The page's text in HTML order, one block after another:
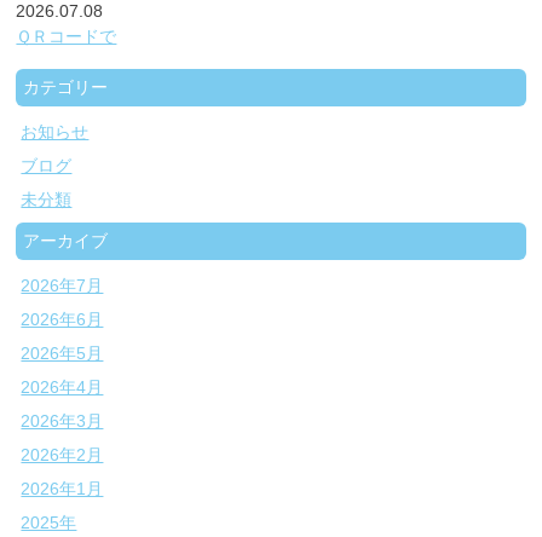
2026.07.08
ＱＲコードで
カテゴリー
お知らせ
ブログ
未分類
アーカイブ
2026年7月
2026年6月
2026年5月
2026年4月
2026年3月
2026年2月
2026年1月
2025年